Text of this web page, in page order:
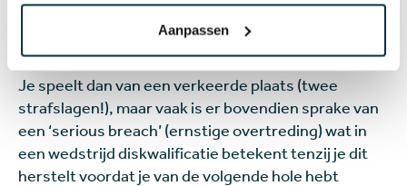
Aanpassen
rode hindernissen kan dit een aanzienlijk
lengtevoordeel opleveren.
Je speelt dan van een verkeerde plaats (twee
strafslagen!), maar vaak is er bovendien sprake van
een ‘serious breach’ (ernstige overtreding) wat in
een wedstrijd diskwalificatie betekent tenzij je dit
herstelt voordat je van de volgende hole hebt